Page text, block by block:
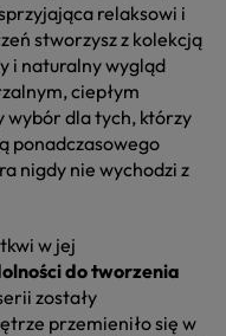
relaksowi i
stworzysz z kolekcją
i naturalny wygląd
ciepłym
wybór dla tych, którzy
ponadczasowego
nigdy nie wychodzi z
w jej
do tworzenia
zostały
przemieniło się w